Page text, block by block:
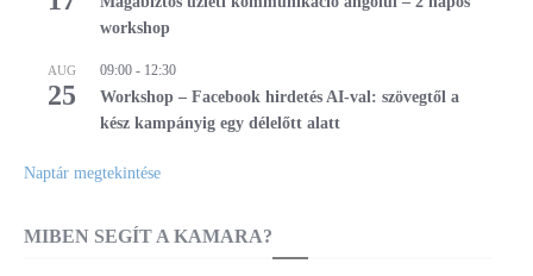
workshop
AUG
25
09:00 - 12:30
Workshop – Facebook hirdetés AI-val: szövegtől a
kész kampányig egy délelőtt alatt
Naptár megtekintése
MIBEN SEGÍT A KAMARA?